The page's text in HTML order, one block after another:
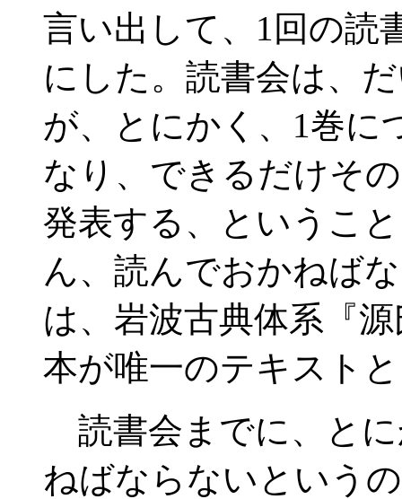
言い出して、1回の読
にした。読書会は、
が、とにかく、1巻に
なり、できるだけそ
発表する、というこ
ん、読んでおかねば
は、岩波古典体系『
本が唯一のテキスト
読書会までに、と
ねばならないという